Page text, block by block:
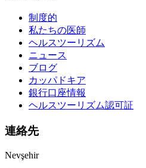
制度的
私たちの医師
ヘルスツーリズム
ニュース
ブログ
カッパドキア
銀行口座情報
ヘルスツーリズム認可証
連絡先
Nevşehir